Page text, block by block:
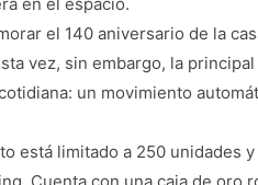
el 140 aniversario de la
vez, sin embargo, la
un movimiento
está limitado a 250 unidades